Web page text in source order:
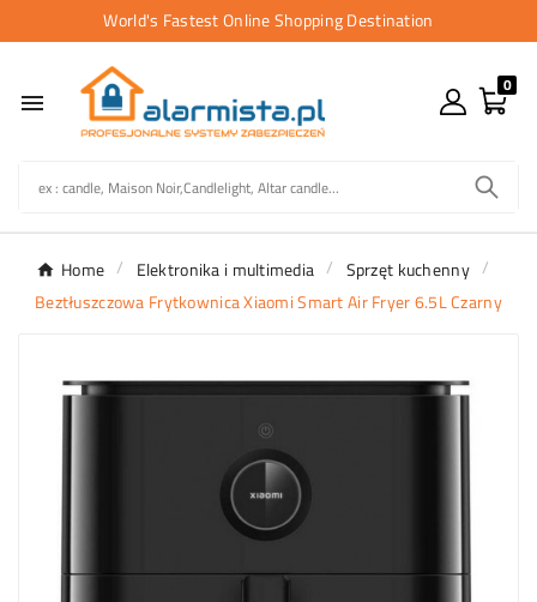
World's Fastest Online Shopping Destination

0
Home Elektronika i multimedia
Sprzęt kuchenny
Beztłuszczowa Frytkownica Xiaomi Smart Air Fryer 6.5L Czarny